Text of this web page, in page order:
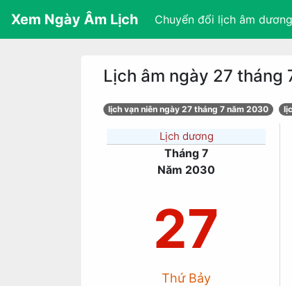
Xem Ngày Âm Lịch Chuyển đổi lịch âm dương
Lịch âm ngày 27 tháng
lịch vạn niên ngày 27 tháng 7 năm 2030
Lịch dương
Tháng 7
Năm 2030
27
Thứ Bảy